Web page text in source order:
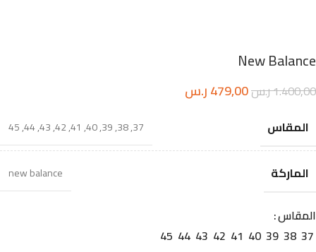
New Balance
1.400,00ر.س479,00ر.س
المقاس 37
,
38
,
39
,
40
,
41
,
42
,
43
,
44
,
45
الماركة new balance
المقاس
37
38
39
40
41
42
43
44
45